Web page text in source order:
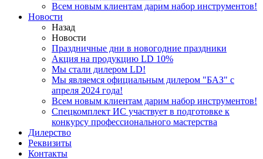
Всем новым клиентам дарим набор инструментов!
Новости
Назад
Новости
Праздничные дни в новогодние праздники
Акция на продукцию LD 10%
Мы стали дилером LD!
Мы являемся официальным дилером "БАЗ" с
апреля 2024 года!
Всем новым клиентам дарим набор инструментов!
Спецкомплект ИС участвует в подготовке к
конкурсу профессионального мастерства
Дилерство
Реквизиты
Контакты